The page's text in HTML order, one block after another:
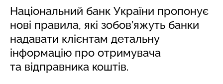
Національний банк України пропонує
нові правила, які зобов’яжуть банки
надавати клієнтам детальну
інформацію про отримувача
та відправника коштів.